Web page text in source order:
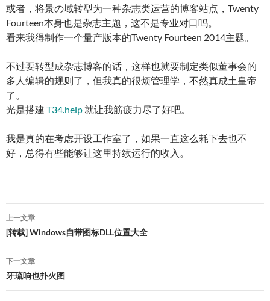
或者，将景の域转型为一种杂志类运营的博客站点，Twenty
Fourteen本身也是杂志主题，这不是专业对口吗。
看来我得制作一个量产版本的Twenty Fourteen 2014主题。
不过要转型成杂志博客的话，这样也就要制定类似董事会的
多人编辑的规则了，但我真的很烦管理学，不然真成土皇帝
了。
光是搭建 T34.help 就让我筋疲力尽了好吧。
我是真的在考虑开设工作室了，如果一直这么耗下去也不
好，总得有些能够让这里持续运行的收入。
文
章
导
航
上一文章
[转载] Windows自带图标DLL位置大全
下一文章
牙琉响也扑火图